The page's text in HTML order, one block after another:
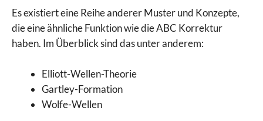
Es existiert eine Reihe anderer Muster und Konzepte,
die eine ähnliche Funktion wie die ABC Korrektur
haben. Im Überblick sind das unter anderem:
Elliott-Wellen-Theorie
Gartley-Formation
Wolfe-Wellen